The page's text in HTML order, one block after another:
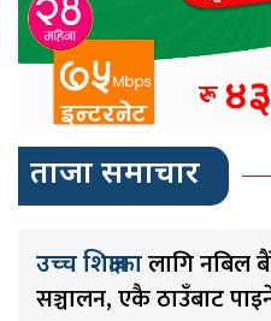
ताजा समाचार
उच्च शिक्षाकालागि नबिल
सञ्चालन, एकै ठाउँबाट